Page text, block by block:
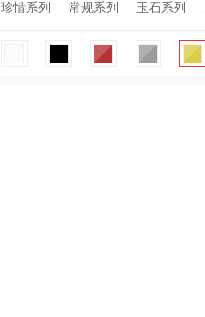
珍惜系列 常规系列 玉石系列